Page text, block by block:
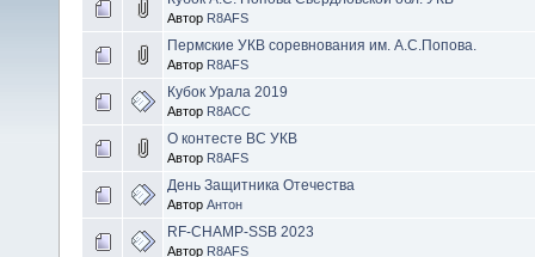
Автор R8AFS
Пермские УКВ соревнования им. А.С.Попова.
Автор R8AFS
Кубок Урала 2019
Автор R8ACC
О контесте ВС УКВ
Автор R8AFS
День Защитника Отечества
Автор Антон
RF-CHAMP-SSB 2023
Автор R8AFS